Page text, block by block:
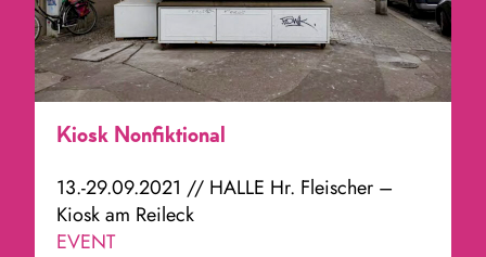
Kiosk Nonfiktional
13.-29.09.2021 // HALLE Hr. Fleischer –
Kiosk am Reileck
EVENT